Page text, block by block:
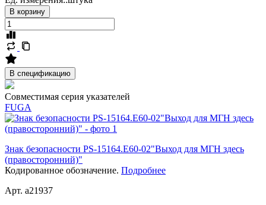
В корзину
В спецификацию
Совместимая серия указателей
FUGA
Знак безопасности PS-15164.E60-02"Выход для МГН здесь
(правосторонний)"
Кодированное обозначение. Подробнее
Арт. a21937